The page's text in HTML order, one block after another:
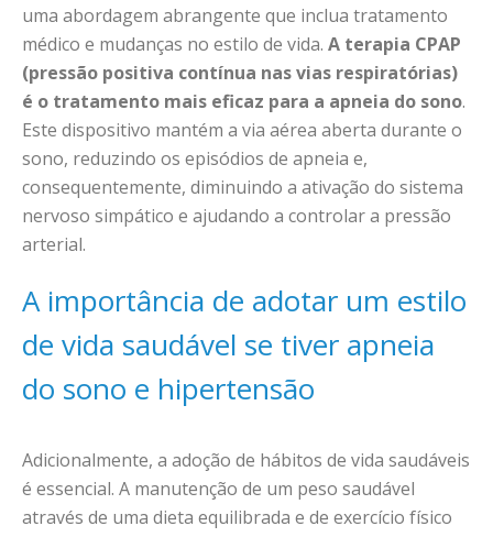
uma abordagem abrangente que inclua tratamento
médico e mudanças no estilo de vida. A terapia CPAP
(pressão positiva contínua nas vias respiratórias)
é o tratamento mais eficaz para a apneia do sono.
Este dispositivo mantém a via aérea aberta durante o
sono, reduzindo os episódios de apneia e,
consequentemente, diminuindo a ativação do sistema
nervoso simpático e ajudando a controlar a pressão
arterial.
A importância de adotar um estilo
de vida saudável se tiver apneia
do sono e hipertensão
Adicionalmente, a adoção de hábitos de vida saudáveis
é essencial. A manutenção de um peso saudável
através de uma dieta equilibrada e de exercício físico